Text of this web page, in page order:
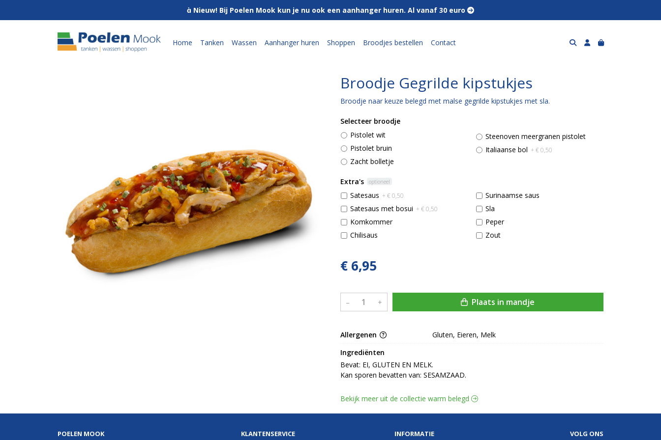
 Nieuw! Bij Poelen Mook kun je nu ook een aanhanger huren. Al vanaf 30 euro 
Home Tanken Wassen Aanhanger huren Shoppen Broodjes bestellen Contact
Broodje Gegrilde kipstukjes
Broodje naar keuze belegd met malse gegrilde kipstukjes met sla.
Selecteer broodje
Pistolet wit
Pistolet bruin
Zacht bolletje
Steenoven meergranen pistolet
Italiaanse bol + € 0,50
Extra's optioneel
Satesaus + € 0,50
Satesaus met bosui + € 0,50
Komkommer
Chilisaus
Surinaamse saus
Sla
Peper
Zout
€ 6,95
– + Plaats in mandje
Allergenen
Gluten, Eieren, Melk
Ingrediënten
Bevat: EI, GLUTEN EN MELK.
Kan sporen bevatten van: SESAMZAAD.
Bekijk meer uit de collectie warm belegd
POELEN MOOK KLANTENSERVICE INFORMATIE VOLG ONS